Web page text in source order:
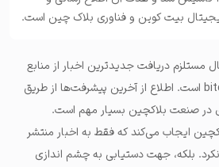
بیت کوین و فناوری بلاک چین است.
مستلزم دریافت جدیدترین اخبار از منابع
تخصصی مانند سایت bitcoinis است. اطلاع از آخرین پیشرفت‌ها از طریق
در صنعت بلاکچین بسیار مهم است.
ایجاب می‌کند که فقط به اخبار منتشر
بلکه، جهت دستیابی به چشم اندازی